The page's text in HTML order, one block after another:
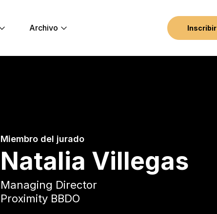
Archivo Inscribir
Miembro del jurado
Natalia Villegas
Managing Director
Proximity BBDO